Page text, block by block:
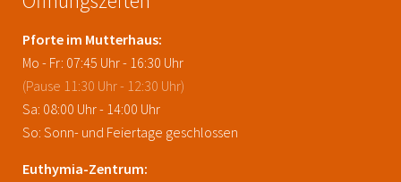
Pforte im Mutterhaus:
Mo - Fr: 07:45 Uhr - 16:30 Uhr
(Pause 11:30 Uhr - 12:30 Uhr)
Sa: 08:00 Uhr - 14:00 Uhr
So: Sonn- und Feiertage geschlossen
Euthymia-Zentrum: